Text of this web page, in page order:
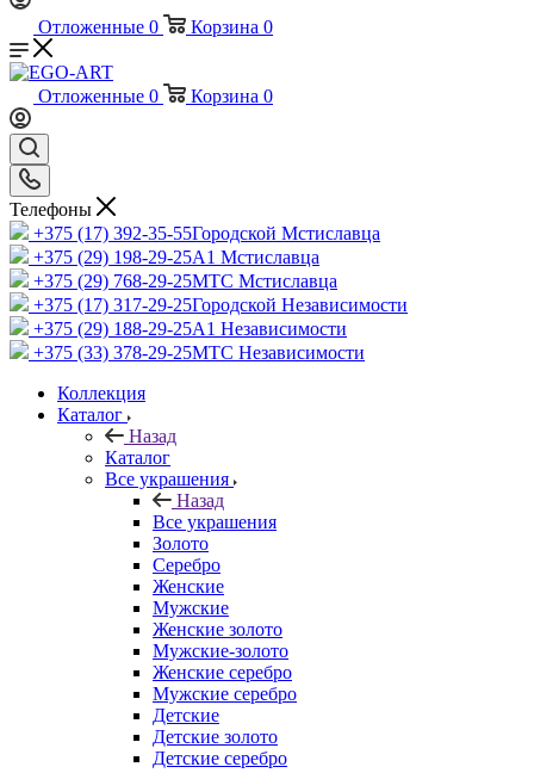
Отложенные 0 Корзина 0
Отложенные 0 Корзина 0
Телефоны
+375 (17) 392-35-55Городской Мстиславца
+375 (29) 198-29-25A1 Мстиславца
+375 (29) 768-29-25МТС Мстиславца
+375 (17) 317-29-25Городской Независимости
+375 (29) 188-29-25A1 Независимости
+375 (33) 378-29-25МТС Независимости
Коллекция
Каталог
Назад
Каталог
Все украшения
Назад
Все украшения
Золото
Серебро
Женские
Мужские
Женские золото
Мужские-золото
Женские серебро
Мужские серебро
Детские
Детские золото
Детские серебро